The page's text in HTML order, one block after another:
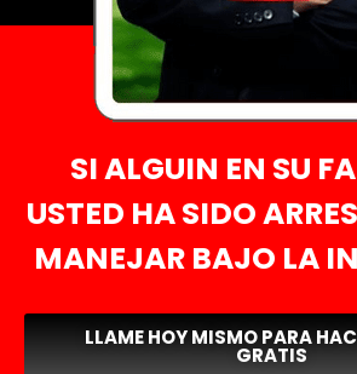
SI ALGUIN EN SU
USTED HA SIDO
MANEJAR BAJO LA
LLAME HOY MISMO PARA
GRATIS